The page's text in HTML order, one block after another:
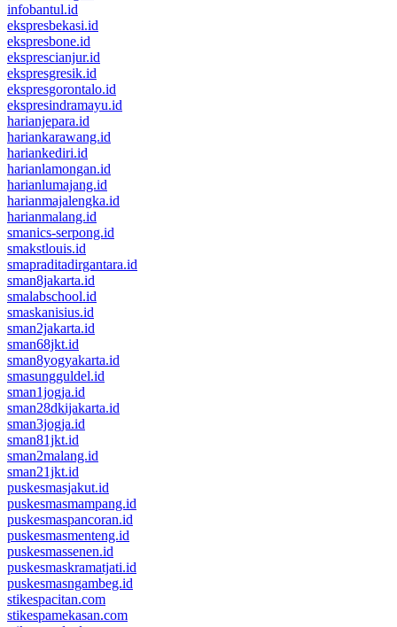
infobantul.id
ekspresbekasi.id
ekspresbone.id
eksprescianjur.id
ekspresgresik.id
ekspresgorontalo.id
ekspresindramayu.id
harianjepara.id
hariankarawang.id
hariankediri.id
harianlamongan.id
harianlumajang.id
harianmajalengka.id
harianmalang.id
smanics-serpong.id
smakstlouis.id
smapraditadirgantara.id
sman8jakarta.id
smalabschool.id
smaskanisius.id
sman2jakarta.id
sman68jkt.id
sman8yogyakarta.id
smasungguldel.id
sman1jogja.id
sman28dkijakarta.id
sman3jogja.id
sman81jkt.id
sman2malang.id
sman21jkt.id
puskesmasjakut.id
puskesmasmampang.id
puskesmaspancoran.id
puskesmasmenteng.id
puskesmassenen.id
puskesmaskramatjati.id
puskesmasngambeg.id
stikespacitan.com
stikespamekasan.com